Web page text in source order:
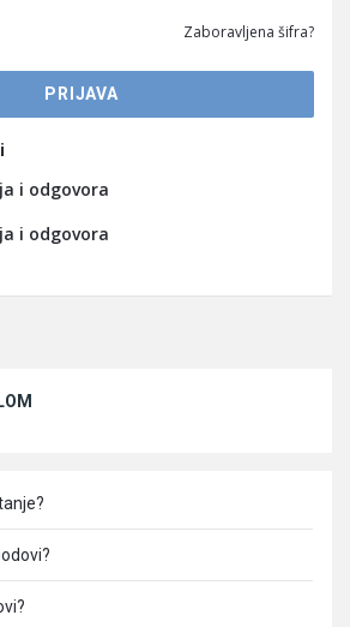
Zaboravljena šifra?
i odgovora
i odgovora